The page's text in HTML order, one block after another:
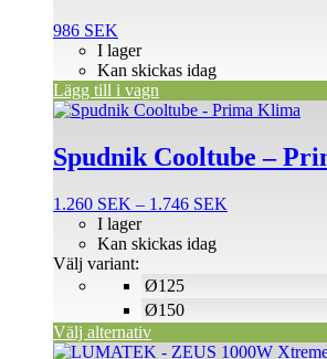
986 SEK
I lager
Kan skickas idag
Lägg till i vagn
Spudnik Cooltube –
1.260 SEK – 1.746 SEK
Ø125
Ø150
I lager
Kan skickas idag
Välj variant:
Välj alternativ
Den
produkten
har
varianter.
olika
alternativen
på
produktsidan